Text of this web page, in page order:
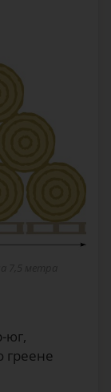
юг,
греене